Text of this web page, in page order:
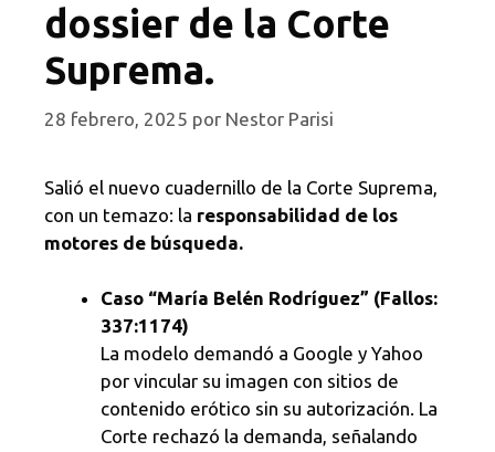
dossier de la Corte
Suprema.
28 febrero, 2025 por Nestor Parisi
Salió el nuevo cuadernillo de la Corte Suprema,
con un temazo: la responsabilidad de los
motores de búsqueda.
Caso “María Belén Rodríguez” (Fallos:
337:1174)
La modelo demandó a Google y Yahoo
por vincular su imagen con sitios de
contenido erótico sin su autorización. La
Corte rechazó la demanda, señalando